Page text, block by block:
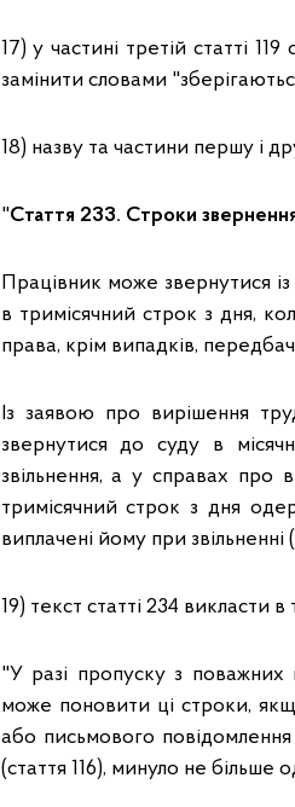
17) у частині третій статті
замінити словами
18) назву та частини першу і
"Стаття 233. Строки
Працівник може звернутися
в тримісячний строк з дня,
права, крім випадків,
Із заявою про вирішення
звернутися до суду в
звільнення, а у справах про
тримісячний строк з дня
виплачені йому при звільненні
19) текст статті 234 викласти в
"У разі пропуску з поважних
може поновити ці строки,
або письмового повідомлення
(стаття 116), минуло не більше